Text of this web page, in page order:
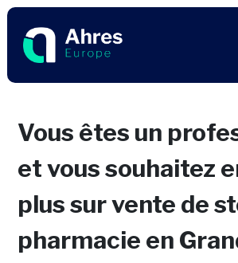
Vous êtes un
et vous souhaitez
plus sur vente de
pharmacie en